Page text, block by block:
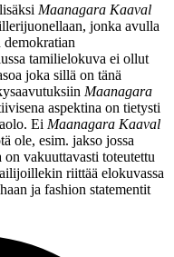
Maanagara Kaaval
jonka avulla
tamilielokuva ei ollut
joka sillä on tänä
Maanagara
aspektina on tietysti
Ei Maanagara Kaaval
ole, esim. jakso jossa
vakuuttavasti toteutettu
riittää elokuvassa
ja fashion statementit